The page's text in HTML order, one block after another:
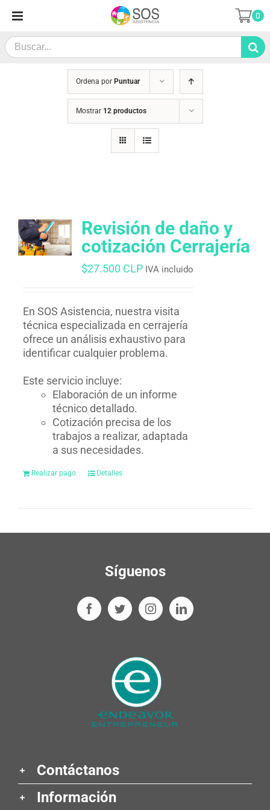
contenido
Search
for:
0
Ordena por Puntuar
Mostrar 12 productos
Revisión de daño y
cotización Cerrajería
$27.500 CLP IVA incluido
En SOS Asistencia, nuestra visita
técnica especializada en cerrajería
ofrece un análisis exhaustivo para
identificar cualquier problema.
Este servicio incluye:
Elaboración de un informe
técnico detallado.
Cotización precisa de los
trabajos a realizar, adaptada
a sus necesidades.
Realizar pago Detalles
Síguenos
Contáctanos
Información